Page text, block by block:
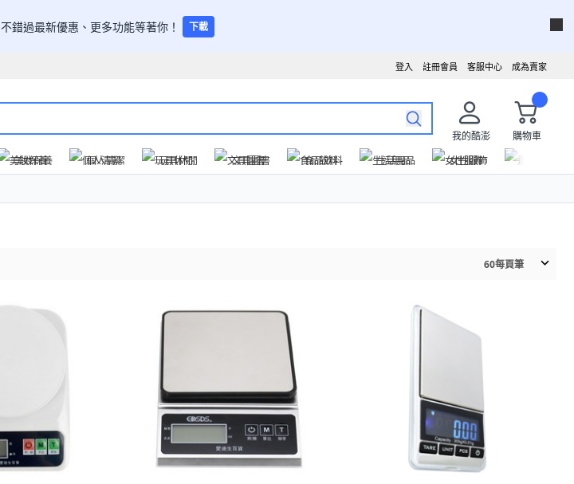
不錯過最新優惠、更多功能等著你！ 下載
成為賣家
客服中心
註冊會員
登入
我的酷澎
購物車
美妝保養 個人清潔 玩具休閒 文具圖書 食品飲料 生活用品 女性服飾
60每頁筆